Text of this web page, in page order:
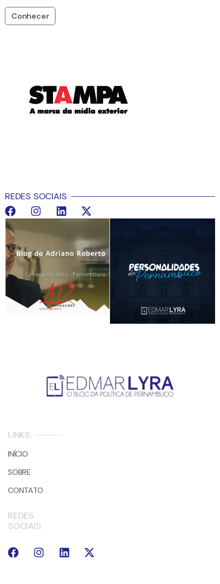
Conhecer
REDES SOCIAIS
LINKS
INÍCIO
SOBRE
CONTATO
REDES
SOCIAIS